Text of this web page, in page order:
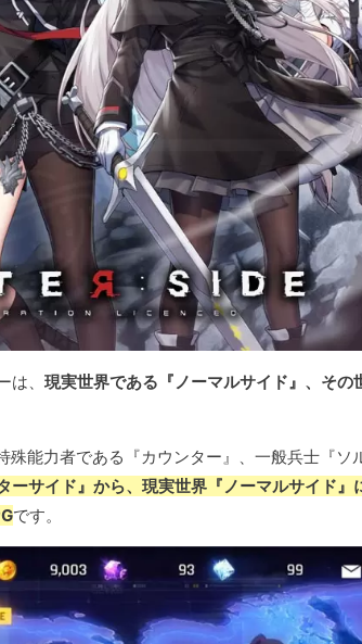
、 現実世界である『ノーマルサイド』、その
能力者である『カウンター』、一般兵士『ソ
ーサイド』から、現実世界『ノーマルサイド』
です。